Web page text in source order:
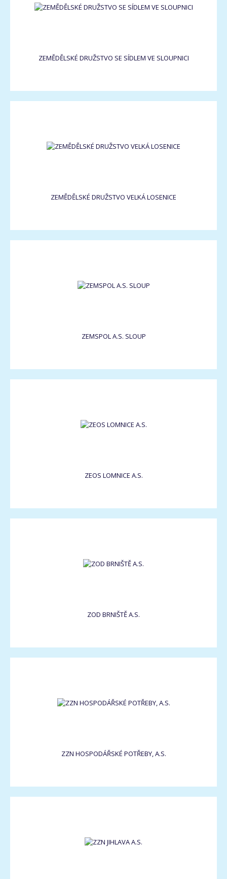
ZEMĚDĚLSKÉ DRUŽSTVO SE SÍDLEM VE SLOUPNICI
ZEMĚDĚLSKÉ DRUŽSTVO VELKÁ LOSENICE
ZEMSPOL A.S. SLOUP
ZEOS LOMNICE A.S.
ZOD BRNIŠTĚ A.S.
ZZN HOSPODÁŘSKÉ POTŘEBY, A.S.